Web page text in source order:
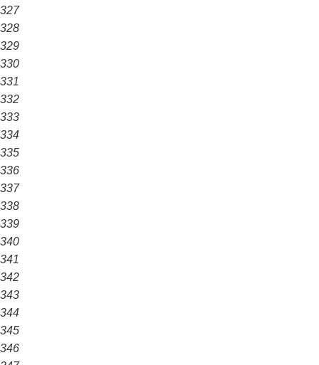
327
328
329
330
331
332
333
334
335
336
337
338
339
340
341
342
343
344
345
346